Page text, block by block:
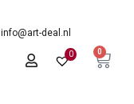
info@art-deal.nl
0 0